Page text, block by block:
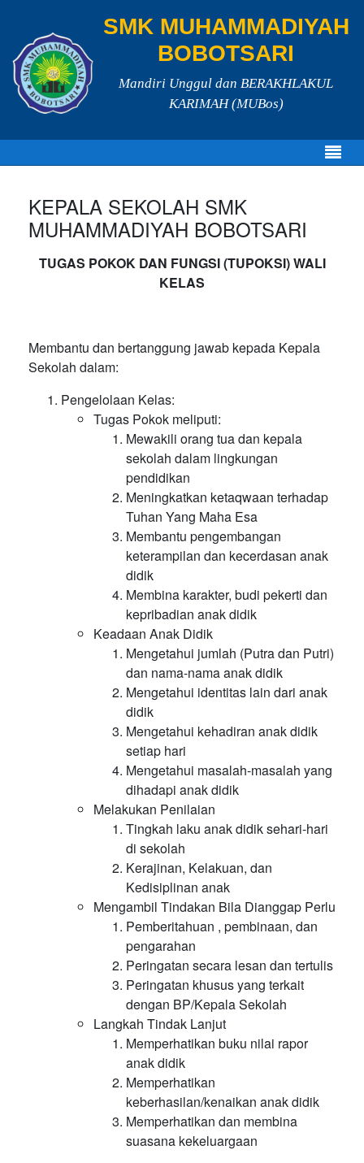
SMK MUHAMMADIYAH
BOBOTSARI
Mandiri Unggul dan BERAKHLAKUL
KARIMAH (MUBos)
KEPALA SEKOLAH SMK
MUHAMMADIYAH BOBOTSARI
TUGAS POKOK DAN FUNGSI (TUPOKSI) WALI
KELAS
Membantu dan bertanggung jawab kepada Kepala
Sekolah dalam:
Pengelolaan Kelas:
Tugas Pokok meliputi:
Mewakili orang tua dan kepala
sekolah dalam lingkungan
pendidikan
Meningkatkan ketaqwaan terhadap
Tuhan Yang Maha Esa
Membantu pengembangan
keterampilan dan kecerdasan anak
didik
Membina karakter, budi pekerti dan
kepribadian anak didik
Keadaan Anak Didik
Mengetahui jumlah (Putra dan Putri)
dan nama-nama anak didik
Mengetahui identitas lain dari anak
didik
Mengetahui kehadiran anak didik
setiap hari
Mengetahui masalah-masalah yang
dihadapi anak didik
Melakukan Penilaian
Tingkah laku anak didik sehari-hari
di sekolah
Kerajinan, Kelakuan, dan
Kedisiplinan anak
Mengambil Tindakan Bila Dianggap Perlu
Pemberitahuan , pembinaan, dan
pengarahan
Peringatan secara lesan dan tertulis
Peringatan khusus yang terkait
dengan BP/Kepala Sekolah
Langkah Tindak Lanjut
Memperhatikan buku nilai rapor
anak didik
Memperhatikan
keberhasilan/kenaikan anak didik
Memperhatikan dan membina
suasana kekeluargaan